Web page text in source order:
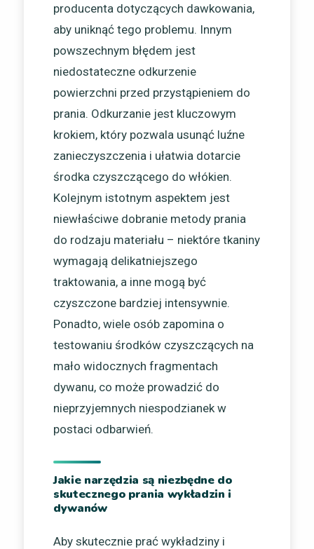
producenta dotyczących dawkowania,
aby uniknąć tego problemu. Innym
powszechnym błędem jest
niedostateczne odkurzenie
powierzchni przed przystąpieniem do
prania. Odkurzanie jest kluczowym
krokiem, który pozwala usunąć luźne
zanieczyszczenia i ułatwia dotarcie
środka czyszczącego do włókien.
Kolejnym istotnym aspektem jest
niewłaściwe dobranie metody prania
do rodzaju materiału – niektóre tkaniny
wymagają delikatniejszego
traktowania, a inne mogą być
czyszczone bardziej intensywnie.
Ponadto, wiele osób zapomina o
testowaniu środków czyszczących na
mało widocznych fragmentach
dywanu, co może prowadzić do
nieprzyjemnych niespodzianek w
postaci odbarwień.
Jakie narzędzia są niezbędne do
skutecznego prania wykładzin i
dywanów
Aby skutecznie prać wykładziny i